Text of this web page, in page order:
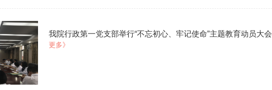
我院行政第一党支部举行“不忘初心、牢记使命”主题教育动员大会
更多》